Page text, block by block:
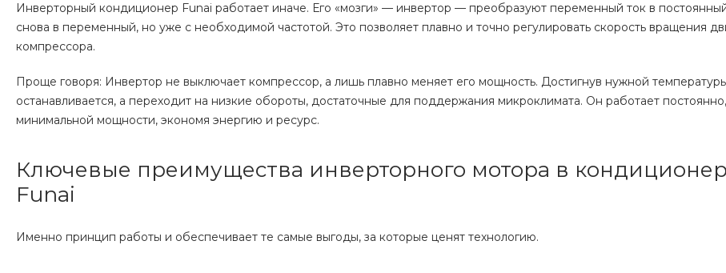
Инверторный кондиционер Funai работает иначе. Его «мозги» — инвертор — преобразуют переменный ток в
снова в переменный, но уже с необходимой частотой. Это позволяет плавно и точно регулировать скорость вращения
компрессора.
Проще говоря: Инвертор не выключает компрессор, а лишь плавно меняет его мощность. Достигнув нужной
останавливается, а переходит на низкие обороты, достаточные для поддержания микроклимата. Он работает
минимальной мощности, экономя энергию и ресурс.
Ключевые преимущества инверторного мотора в
Funai
Именно принцип работы и обеспечивает те самые выгоды, за которые ценят технологию.